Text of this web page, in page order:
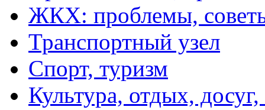
ЖКХ: проблемы,
Транспортный узел
Спорт, туризм
Культура, отдых,